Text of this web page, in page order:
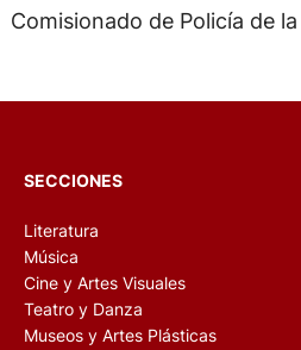
Comisionado de Policía de la
SECCIONES
Literatura
Música
Cine y Artes Visuales
Teatro y Danza
Museos y Artes Plásticas